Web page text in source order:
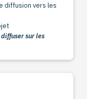
diffusion vers les
sur les